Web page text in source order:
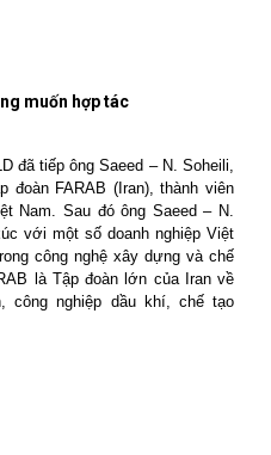
muốn hợp tác
đã tiếp ông Saeed – N. Soheili,
đoàn FARAB (Iran), thành viên
Nam. Sau đó ông Saeed – N.
với một số doanh nghiệp Việt
công nghệ xây dựng và chế
là Tập đoàn lớn của Iranvề
công nghiệp dầu khí, chế tạo